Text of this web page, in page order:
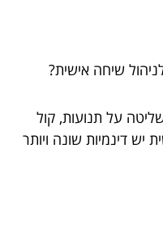
שיחה אישית?
על תנועות, קול
יש דינמיות שונה ויותר